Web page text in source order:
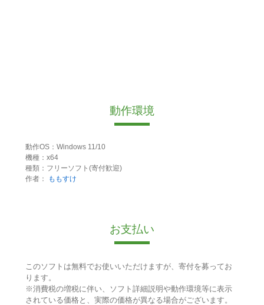
動作環境
動作OS：Windows 11/10
機種：x64
種類：フリーソフト(寄付歓迎)
作者：
ももすけ
お支払い
このソフトは無料でお使いいただけますが、寄付を募ってお
ります。
※消費税の増税に伴い、ソフト詳細説明や動作環境等に表示
されている価格と、実際の価格が異なる場合がございます。